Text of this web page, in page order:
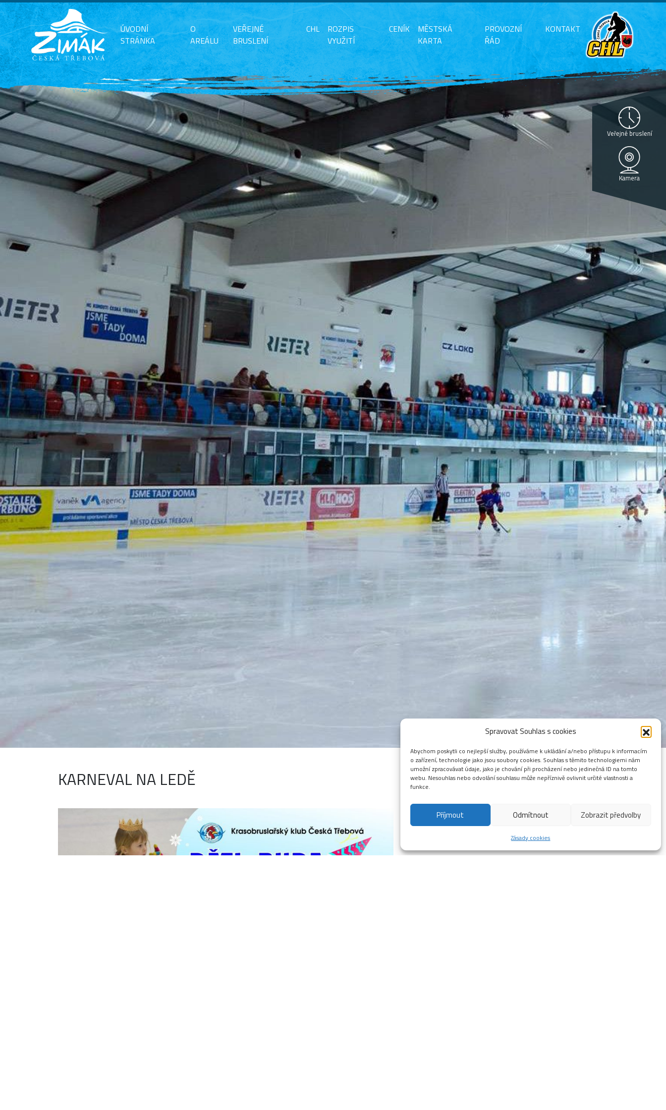
Spravovat Souhlas s cookies
Abychom poskytli co nejlepší služby, používáme k ukládání a/nebo přístupu k informacím
o zařízení, technologie jako jsou soubory cookies. Souhlas s těmito technologiemi nám
umožní zpracovávat údaje, jako je chování při procházení nebo jedinečná ID na tomto
webu. Nesouhlas nebo odvolání souhlasu může nepříznivě ovlivnit určité vlastnosti a
funkce.
Příjmout Odmítnout Zobrazit předvolby
Zásady cookies
ÚVODNÍ
STRÁNKA
O
AREÁLU
VEŘEJNÉ
BRUSLENÍ
CHL
ROZPIS
VYUŽITÍ
CENÍK
MĚSTSKÁ
KARTA
PROVOZNÍ
ŘÁD
KONTAKT
Veřejné bruslení
Kamera
KARNEVAL NA LEDĚ